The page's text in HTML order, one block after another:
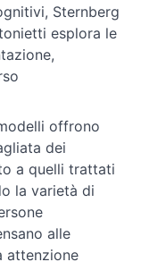
Sternberg
esplora le
offrono
dei
a quelli trattati
la varietà di
alle
attenzione